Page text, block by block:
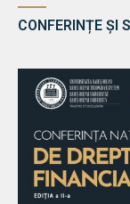
CONFERINȚE ȘI